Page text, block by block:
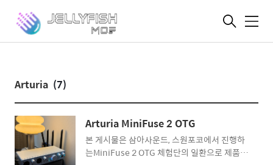
메
Arturia (7)
Arturia MiniFuse 2 OTG
본 게시물은 삼아사운드, 스원포코에서 진행하
는MiniFuse 2 OTG 체험단의 일환으로 제품을